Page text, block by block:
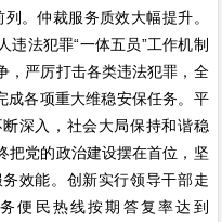
。仲裁服务质效大幅提升。
违法犯罪“一体五员”工作机制
，严厉打击各类违法犯罪，全
成各项重大维稳安保任务。平
深入，社会大局保持和谐稳
把党的政治建设摆在首位，坚
效能。创新实行领导干部走
便民热线按期答复率达到